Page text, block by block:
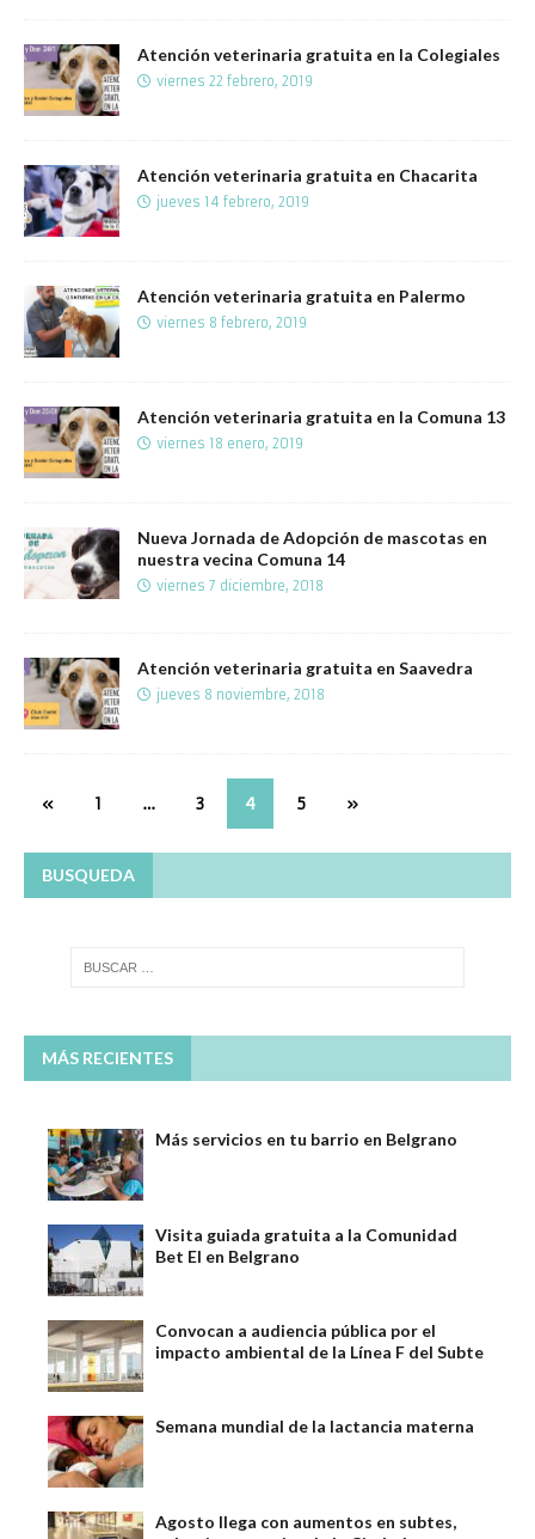
Atención veterinaria gratuita en la Colegiales
viernes 22 febrero, 2019
Atención veterinaria gratuita en Chacarita
jueves 14 febrero, 2019
Atención veterinaria gratuita en Palermo
viernes 8 febrero, 2019
Atención veterinaria gratuita en la Comuna 13
viernes 18 enero, 2019
Nueva Jornada de Adopción de mascotas en
nuestra vecina Comuna 14
viernes 7 diciembre, 2018
Atención veterinaria gratuita en Saavedra
jueves 8 noviembre, 2018
« 1 … 3 4 5 »
BUSQUEDA
MÁS RECIENTES
Más servicios en tu barrio en Belgrano
Visita guiada gratuita a la Comunidad
Bet El en Belgrano
Convocan a audiencia pública por el
impacto ambiental de la Línea F del Subte
Semana mundial de la lactancia materna
Agosto llega con aumentos en subtes,